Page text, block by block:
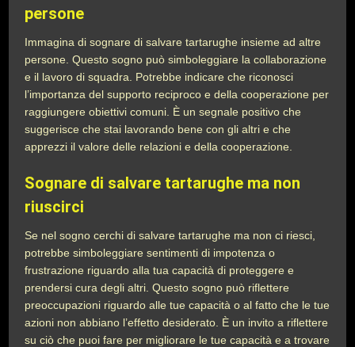
persone
Immagina di sognare di salvare tartarughe insieme ad altre
persone. Questo sogno può simboleggiare la collaborazione
e il lavoro di squadra. Potrebbe indicare che riconosci
l’importanza del supporto reciproco e della cooperazione per
raggiungere obiettivi comuni. È un segnale positivo che
suggerisce che stai lavorando bene con gli altri e che
apprezzi il valore delle relazioni e della cooperazione.
Sognare di salvare tartarughe ma non
riuscirci
Se nel sogno cerchi di salvare tartarughe ma non ci riesci,
potrebbe simboleggiare sentimenti di impotenza o
frustrazione riguardo alla tua capacità di proteggere e
prendersi cura degli altri. Questo sogno può riflettere
preoccupazioni riguardo alle tue capacità o al fatto che le tue
azioni non abbiano l’effetto desiderato. È un invito a riflettere
su ciò che puoi fare per migliorare le tue capacità e a trovare